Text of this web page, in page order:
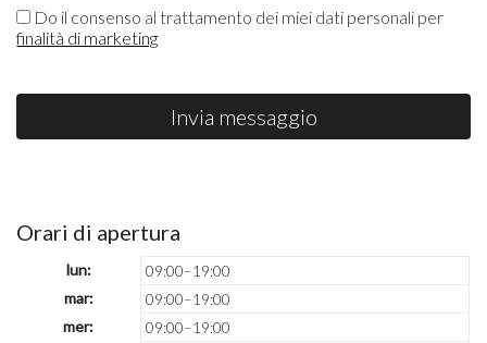
Do il consenso al trattamento dei miei dati personali per
finalità di marketing
Invia messaggio
Orari di apertura
lun:
09:00–19:00
mar:
09:00–19:00
mer:
09:00–19:00